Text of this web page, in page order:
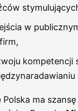
w
kompetencji
ma